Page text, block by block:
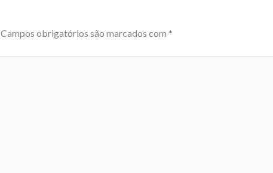
Campos obrigatórios são marcados com *